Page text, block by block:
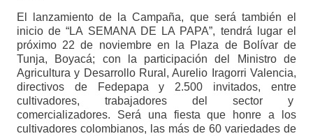
El lanzamiento de la Campaña, que será también el
inicio de “LA SEMANA DE LA PAPA”, tendrá lugar el
próximo 22 de noviembre en la Plaza de Bolívar de
Tunja, Boyacá; con la participación del Ministro de
Agricultura y Desarrollo Rural, Aurelio Iragorri Valencia,
directivos de Fedepapa y 2.500 invitados, entre
cultivadores, trabajadores del sector y
comercializadores. Será una fiesta que honre a los
cultivadores colombianos, las más de 60 variedades de